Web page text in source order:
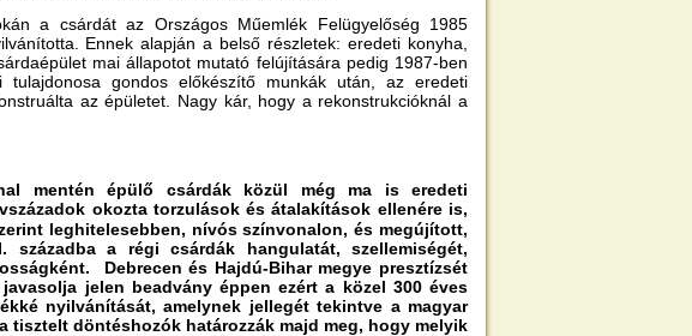
a csárdát az Országos Műemlék Felügyelőség 1985
Ennek alapján a belső részletek: eredeti konyha,
mai állapotot mutató felújítására pedig 1987-ben
gondos előkészítő munkák után, az eredeti
az épületet. Nagy kár, hogy a rekonstrukcióknál a
mentén épülő csárdák közül még ma is eredeti
okozta torzulások és átalakítások ellenére is,
leghitelesebben, nívós színvonalon, és megújított,
a régi csárdák hangulatát, szellemiségét,
Debrecen és Hajdú-Bihar megye presztízsét
jelen beadvány éppen ezért a közel 300 éves
nyilvánítását, amelynek jellegét tekintve a magyar
tisztelt döntéshozók határozzák majd meg, hogy melyik